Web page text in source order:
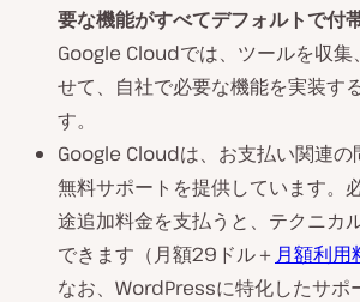
要な機能がすべてデフォルトで付
Google Cloudでは、ツールを収集
せて、自社で必要な機能を実装す
す。
Google Cloudは、お支払い関連の
無料サポートを提供しています。
途追加料金を支払うと、テクニカ
できます（月額29ドル＋ 月額利用
なお、WordPressに特化したサポ